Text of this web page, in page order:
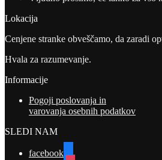
Lokacija
Cenjene stranke obveščamo, da zaradi
Hvala za razumevanje.
Informacije
Pogoji poslovanja in
varovanja osebnih podatkov
SLEDI NAM
facebook